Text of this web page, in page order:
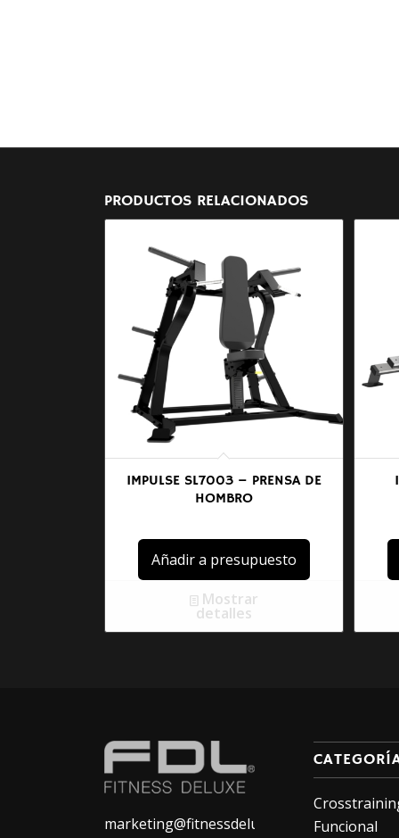
PRODUCTOS RELACIONADOS
IMPULSE SL7003 – PRENSA DE
HOMBRO
Añadir a presupuesto
Mostrar
detalles
marketing@fitnessdeluxe.es
Funcional